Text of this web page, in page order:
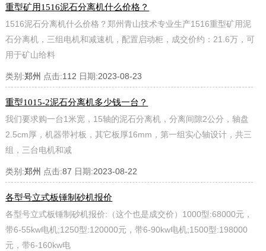
重型矿用1516泥石分离机什么价格？
1516泥石分离机什么价格？郑州青山技术专业生产1516重型矿用泥
石分离机，三组电机和减速机，配置启动柜，成交价约：21.6万，可
用于矿山给料
类别:郑州 点击:112 日期:2023-08-23
重型1015-2泥石分离机多少钱一台？
我们要求购一台1米宽，15轴的泥石分离机，分离间隙2公分，轴盘
2.5cm厚，机器带衬板，其它板厚16mm，第一组实心轴设计，共三
组，三台电机和减
类别:郑州 点击:87 日期:2023-08-22
各型号立式板锤制砂机报价
各型号立式板锤制砂机报价:（这个也是成交价）1000型:68000元，
带6-55kw电机;1250型:120000元，带6-90kw电机;1500型:198000
元，带6-160kw电